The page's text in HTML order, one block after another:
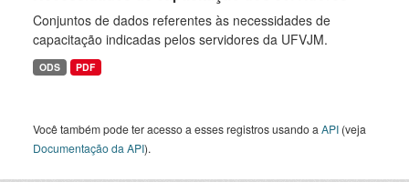
Conjuntos de dados referentes às necessidades de
capacitação indicadas pelos servidores da UFVJM.
ODS PDF
Você também pode ter acesso a esses registros usando a API (veja
Documentação da API).